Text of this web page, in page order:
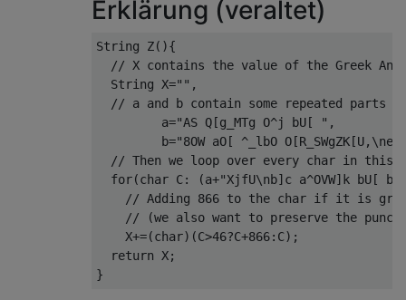
Erklärung (veraltet)
String Z(){
// X contains the value of the Greek
String X="" ,
// a and b contain some repeated parts
         a
="AS Q[g_MTg O^j bU[ " ,
         b
="8OW aO[ ^_lbO
// Then we loop over every char in this
for(char C: (a+"XjfU\nb]c a^OVW]k bU[
// Adding 866 to the char if it is
// (we also want to preserve the
    X
+=(char)(C>46?C+866: C);
return X;
}